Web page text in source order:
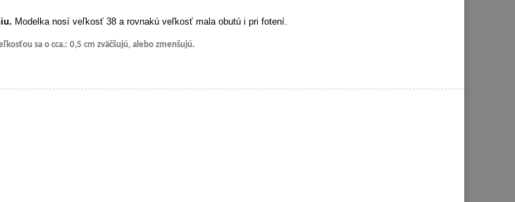
Modelka nosí veľkosť 38 a rovnakú veľkosť mala obutú i pri fotení.
sa o cca.: 0,5 cm zväčšujú, alebo zmenšujú.